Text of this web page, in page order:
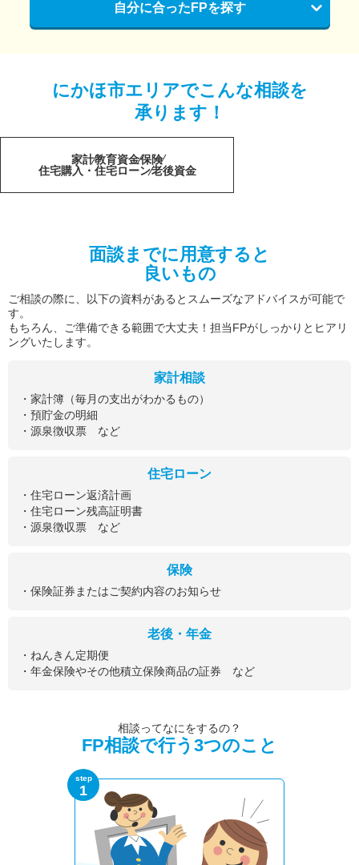
自分に合ったFPを探す
にかほ市エリアでこんな相談を
承ります！
家計教育資金保険
住宅購入・住宅ローン老後資金
面談までに用意すると
良いもの
ご相談の際に、以下の資料があるとスムーズなアドバイスが可能で
す。
もちろん、ご準備できる範囲で大丈夫！担当FPがしっかりとヒアリ
ングいたします。
家計相談
・家計簿（毎月の支出がわかるもの）
・預貯金の明細
・源泉徴収票 など
住宅ローン
・住宅ローン返済計画
・住宅ローン残高証明書
・源泉徴収票 など
保険
・保険証券またはご契約内容のお知らせ
老後・年金
・ねんきん定期便
・年金保険やその他積立保険商品の証券 など
相談ってなにをするの？
FP相談で行う3つのこと
step
1